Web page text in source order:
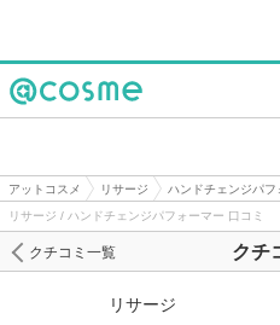
アットコスメ リサージ ハンドチェンジパフ
リサージ / ハンドチェンジパフォーマー 口コミ
クチ
クチコミ一覧
リサージ